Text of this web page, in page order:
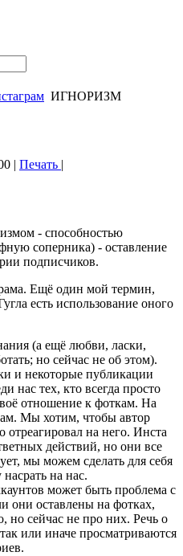
ИГНОРИЗМ
| Печать |
- способностью
соперника) - оставление
подписчиков.
Ещё один мой термин,
есть использование оного
(а ещё любви, ласки,
но сейчас не об этом).
и некоторые публикации
нас тех, кто всегда просто
отношение к фоткам. На
Мы хотим, чтобы автор
отреагировал на него. Инста
действий, но они все
мы можем сделать для себя
на нас.
может быть проблема с
они оставлены на фотках,
сейчас не про них. Речь о
или иначе просматриваются